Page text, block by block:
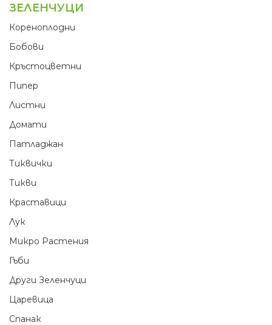
ЗЕЛЕНЧУЦИ
Кореноплодни
Бобови
Кръстоцветни
Пипер
Листни
Домати
Патладжан
Тиквички
Тикви
Краставици
Лук
Микро Растения
Гъби
Други Зеленчуци
Царевица
Спанак